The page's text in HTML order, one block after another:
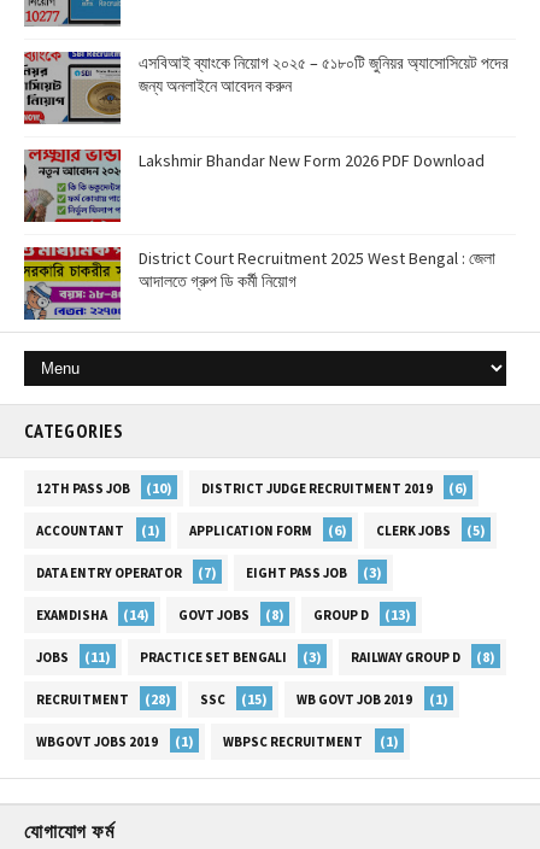
এসবিআই ব্যাংকে নিয়োগ ২০২৫ – ৫১৮০টি জুনিয়র অ্যাসোসিয়েট পদের
জন্য অনলাইনে আবেদন করুন
Lakshmir Bhandar New Form 2026 PDF Download
District Court Recruitment 2025 West Bengal : জেলা
আদালতে গ্রুপ ডি কর্মী নিয়োগ
CATEGORIES
12TH PASS JOB (10) DISTRICT JUDGE RECRUITMENT 2019 (6)
ACCOUNTANT (1) APPLICATION FORM (6) CLERK JOBS (5)
DATA ENTRY OPERATOR (7) EIGHT PASS JOB (3)
EXAMDISHA (14) GOVT JOBS (8) GROUP D (13)
JOBS (11) PRACTICE SET BENGALI (3) RAILWAY GROUP D (8)
RECRUITMENT (28) SSC (15) WB GOVT JOB 2019 (1)
WBGOVT JOBS 2019 (1) WBPSC RECRUITMENT (1)
যোগাযোগ ফর্ম